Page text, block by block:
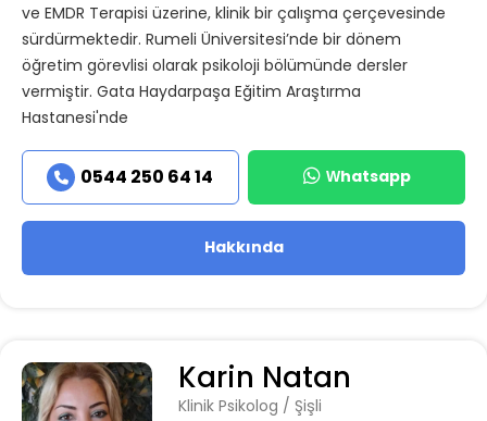
ve EMDR Terapisi üzerine, klinik bir çalışma çerçevesinde
sürdürmektedir. Rumeli Üniversitesi’nde bir dönem
öğretim görevlisi olarak psikoloji bölümünde dersler
vermiştir. Gata Haydarpaşa Eğitim Araştırma
Hastanesi'nde
0544 250 64 14 Whatsapp
Hakkında
Karin Natan
Klinik Psikolog / Şişli